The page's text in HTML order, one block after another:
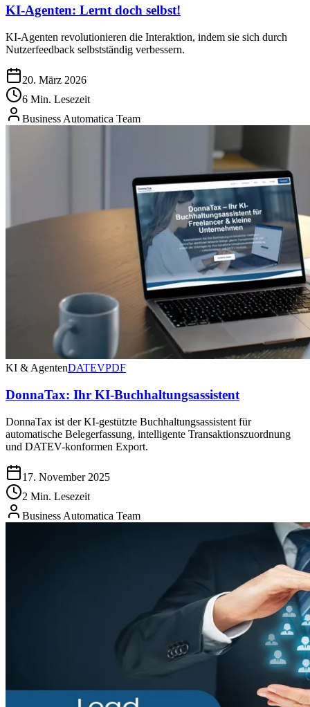
KI-Agenten: Lernt doch selbst!
KI-Agenten revolutionieren die Interaktion, indem sie sich durch
Nutzerfeedback selbstständig verbessern.
20. März 2026
6 Min. Lesezeit
Business Automatica Team
KI & AgentenDATEVPDF
DonnaTax: Ihr KI-Buchhaltungsassistent
DonnaTax ist der KI-gestützte Buchhaltungsassistent für
automatische Belegerfassung, intelligente Transaktionszuordnung
und DATEV-konformen Export.
17. November 2025
2 Min. Lesezeit
Business Automatica Team